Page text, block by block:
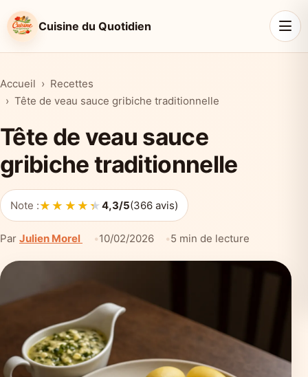
Cuisine du Quotidien
Accueil
Recettes
Tête de veau sauce gribiche traditionnelle
Tête de veau sauce
gribiche traditionnelle
Note :★★★★★
★★★★★4,3/5(366 avis)
Par Julien Morel 10/02/2026 5 min de lecture